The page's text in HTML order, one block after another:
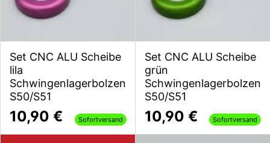
Set CNC ALU Scheibe
lila
Schwingenlagerbolzen
S50/S51
10,90 € Sofortversand
Set CNC ALU Scheibe
grün
Schwingenlagerbolzen
S50/S51
10,90 € Sofortversand